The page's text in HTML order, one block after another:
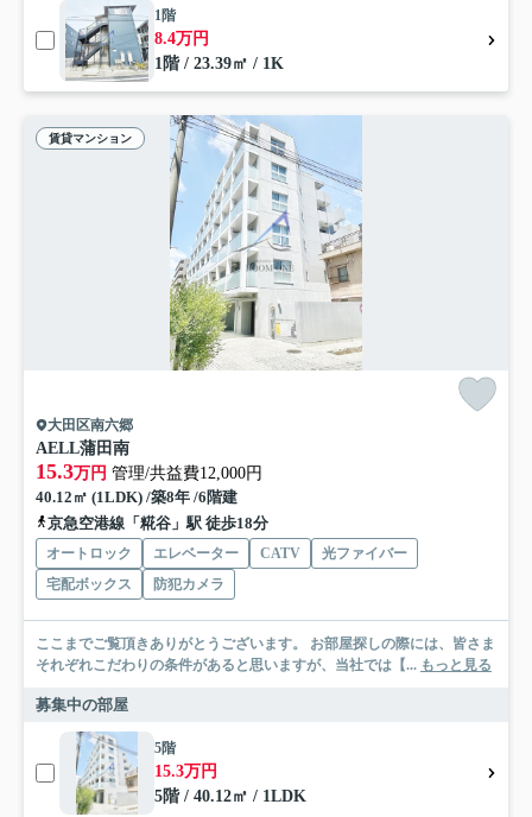
1階
8.4万円
1階 / 23.39㎡ / 1K
賃貸マンション
大田区南六郷
AELL蒲田南
15.3万円 管理/共益費12,000円
40.12㎡ (1LDK) /築8年 /6階建
京急空港線「糀谷」駅 徒歩18分
オートロック エレベーター CATV
光ファイバー
宅配ボックス
防犯カメラ
ここまでご覧頂きありがとうございます。 お部屋探しの際には、皆さま
それぞれこだわりの条件があると思いますが、当社では【... もっと見る
募集中の部屋
5階
15.3万円
5階 / 40.12㎡ / 1LDK